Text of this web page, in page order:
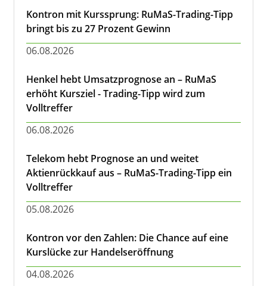
Kontron mit Kurssprung: RuMaS-Trading-Tipp
bringt bis zu 27 Prozent Gewinn
06.08.2026
Henkel hebt Umsatzprognose an – RuMaS
erhöht Kursziel - Trading-Tipp wird zum
Volltreffer
06.08.2026
Telekom hebt Prognose an und weitet
Aktienrückkauf aus – RuMaS-Trading-Tipp ein
Volltreffer
05.08.2026
Kontron vor den Zahlen: Die Chance auf eine
Kurslücke zur Handelseröffnung
04.08.2026